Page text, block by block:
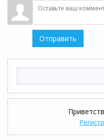
Отправить